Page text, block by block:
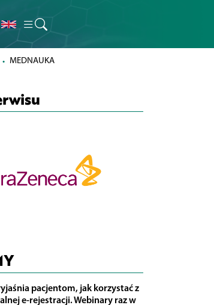
MEDNAUKA
pacjentom, jak korzystać z
e-rejestracji. Webinary raz w